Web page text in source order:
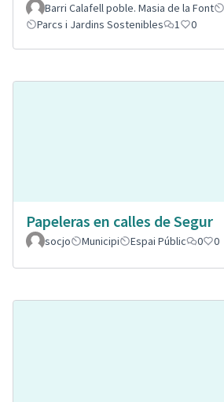
Barri Calafell poble. Masia de la Font
Parcs i Jardins Sostenibles
1 0
Papeleras en calles de Segur
socjo
Municipi Espai Públic 0 0